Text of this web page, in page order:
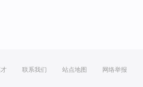
联系我们 站点地图 网络举报